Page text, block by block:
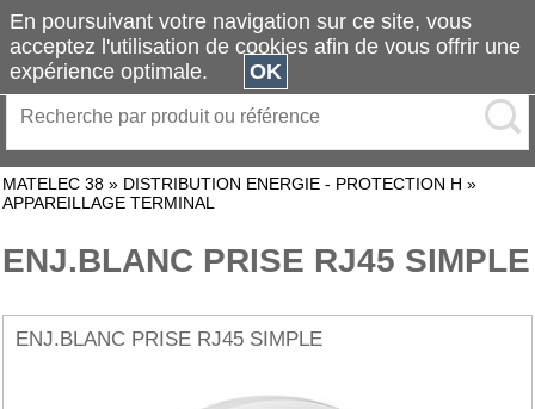
MATELEC 38 » DISTRIBUTION ENERGIE - PROTECTION H »
APPAREILLAGE TERMINAL
ENJ.BLANC PRISE RJ45 SIMPLE
ENJ.BLANC PRISE RJ45 SIMPLE
En poursuivant votre navigation sur ce site, vous
acceptez l'utilisation de cookies afin de vous offrir une
expérience optimale.
OK